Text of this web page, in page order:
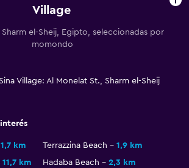
Village
el-Sheij, Egipto, seleccionadas por
momondo
Village: Al Monelat St., Sharm el-Sheij
1,7 km Terrazzina Beach
1,9 km
11,7 km Hadaba Beach
2,3 km